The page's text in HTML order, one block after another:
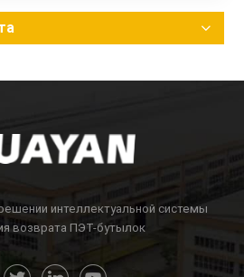
интеллектуальной системы
возврата ПЭТ-бутылок